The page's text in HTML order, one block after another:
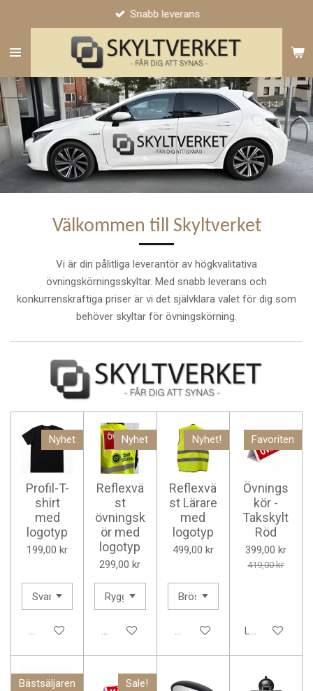
huvudinnehållet
Snabb leverans
Välkommen till Skyltverket
Vi är din pålitliga leverantör av högkvalitativa
övningskörningsskyltar. Med snabb leverans och
konkurrenskraftiga priser är vi det självklara valet för dig som
behöver skyltar för övningskörning.
Nyhet
Profil-T-
shirt
med
logotyp
199,00 kr
Meddela mig när det är klart
Nyhet
Reflexvä
st
övningsk
ör med
logotyp
299,00 kr
Meddela mig när det är klart
Nyhet!
Reflexvä
st Lärare
med
logotyp
499,00 kr
Meddela mig när det är klart
Favoriten
Övnings
kör -
Takskylt
Röd
399,00 kr
419,00 kr
Lägg till i
Bästsäljaren Sale!